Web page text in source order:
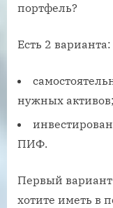
портфель?
Есть 2 варианта:
нужных активов;
ПИФ.
Первый
хотите иметь в